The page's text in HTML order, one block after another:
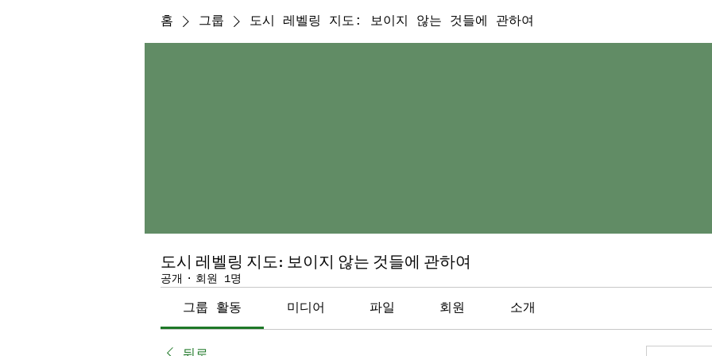
홈 그룹 도시 레벨링 지도: 보이지 않는 것들에 관하여
도시 레벨링 지도: 보이지 않는 것들에 관하여
공개 · 회원 1명
그룹 활동 미디어 파일 회원 소개